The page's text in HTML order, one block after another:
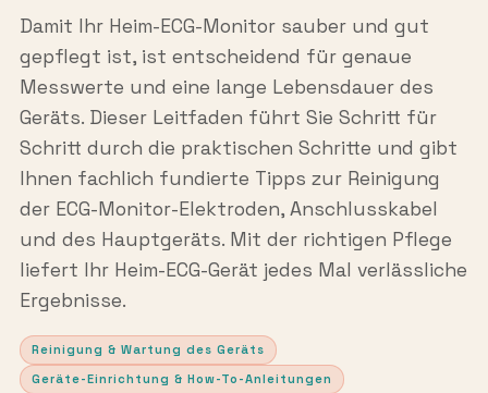
Damit Ihr Heim-ECG-Monitor sauber und gut
gepflegt ist, ist entscheidend für genaue
Messwerte und eine lange Lebensdauer des
Geräts. Dieser Leitfaden führt Sie Schritt für
Schritt durch die praktischen Schritte und gibt
Ihnen fachlich fundierte Tipps zur Reinigung
der ECG-Monitor-Elektroden, Anschlusskabel
und des Hauptgeräts. Mit der richtigen Pflege
liefert Ihr Heim-ECG-Gerät jedes Mal verlässliche
Ergebnisse.
Reinigung & Wartung des Geräts
Geräte-Einrichtung & How-To-Anleitungen